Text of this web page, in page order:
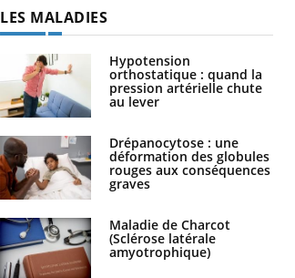
LES MALADIES
Hypotension
orthostatique : quand la
pression artérielle chute
au lever
Drépanocytose : une
déformation des globules
rouges aux conséquences
graves
Maladie de Charcot
(Sclérose latérale
amyotrophique)